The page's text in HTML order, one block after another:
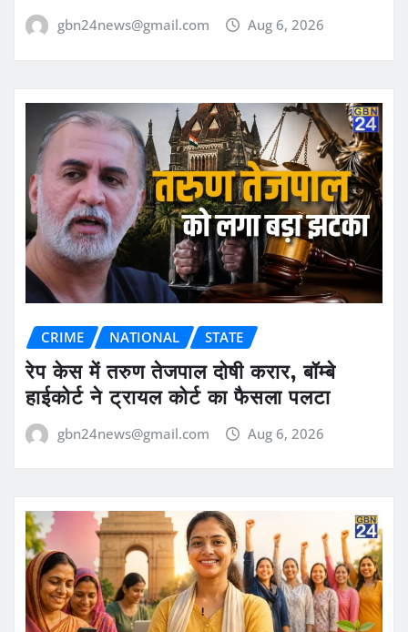
gbn24news@gmail.com Aug 6, 2026
CRIME NATIONAL STATE
रेप केस में तरुण तेजपाल दोषी करार, बॉम्बे
हाईकोर्ट ने ट्रायल कोर्ट का फैसला पलटा
gbn24news@gmail.com Aug 6, 2026